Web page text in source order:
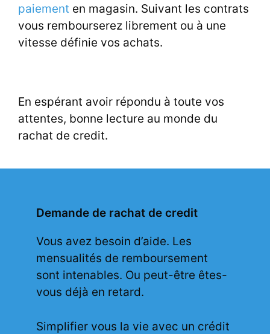
paiement en magasin. Suivant les contrats
vous rembourserez librement ou à une
vitesse définie vos achats.
En espérant avoir répondu à toute vos
attentes, bonne lecture au monde du
rachat de credit.
Demande de rachat de credit
Vous avez besoin d’aide. Les
mensualités de remboursement
sont intenables. Ou peut-être êtes-
vous déjà en retard.
Simplifier vous la vie avec un crédit